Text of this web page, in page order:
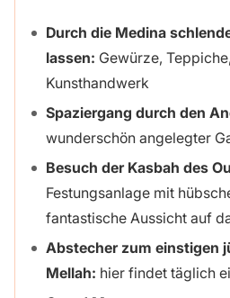
Durch die Medina
lassen: Gewürze,
Kunsthandwerk
Spaziergang durch den
wunderschön angelegter
Besuch der Kasbah des
Festungsanlage mit
fantastische Aussicht auf
Abstecher zum einstigen
Mellah: hier findet täglich